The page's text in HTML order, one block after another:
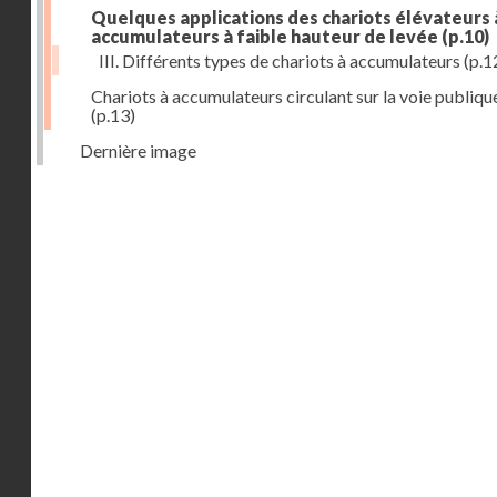
Quelques applications des chariots élévateurs
accumulateurs à faible hauteur de levée (p.10)
III. Différents types de chariots à accumulateurs
Chariots à accumulateurs circulant sur la voie
(p.13)
Dernière image